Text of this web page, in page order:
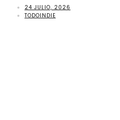
24 JULIO, 2026
TODOINDIE